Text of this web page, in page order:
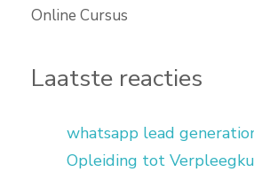
Online Cursus
Laatste reacties
whatsapp lead
Opleiding tot